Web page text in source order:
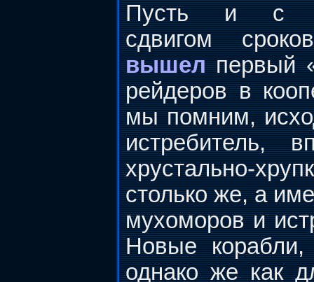
Пусть и с
сдвигом
вышелпервый
рейдеров в
мы помним,
истребитель,
хрустально-
столько же, а
мухоморов и
Новые корабли,
однако же как